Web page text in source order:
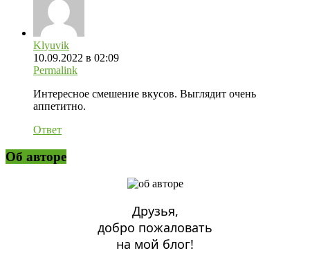
Klyuvik
10.09.2022 в 02:09
Permalink
Интересное смешение вкусов. Выглядит очень
аппетитно.
Ответ
Об авторе
Друзья,
добро пожаловать
на мой блог!